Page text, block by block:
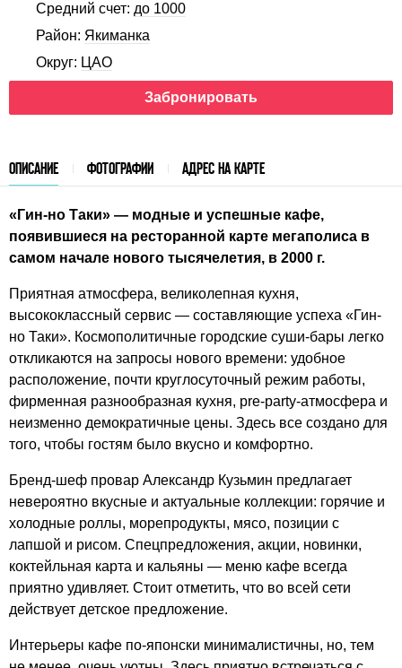
Средний счет: до 1000
Район: Якиманка
Округ: ЦАО
Забронировать
ОПИСАНИЕ ФОТОГРАФИИ АДРЕС НА КАРТЕ
«Гин-но Таки» — модные и успешные кафе,
появившиеся на ресторанной карте мегаполиса в
самом начале нового тысячелетия, в 2000 г.
Приятная атмосфера, великолепная кухня,
высококлассный сервис — составляющие успеха «Гин-
но Таки». Космополитичные городские суши-бары легко
откликаются на запросы нового времени: удобное
расположение, почти круглосуточный режим работы,
фирменная разнообразная кухня, pre-party-атмосфера и
неизменно демократичные цены. Здесь все создано для
того, чтобы гостям было вкусно и комфортно.
Бренд-шеф провар Александр Кузьмин предлагает
невероятно вкусные и актуальные коллекции: горячие и
холодные роллы, морепродукты, мясо, позиции с
лапшой и рисом. Спецпредложения, акции, новинки,
коктейльная карта и кальяны — меню кафе всегда
приятно удивляет. Стоит отметить, что во всей сети
действует детское предложение.
Интерьеры кафе по-японски минималистичны, но, тем